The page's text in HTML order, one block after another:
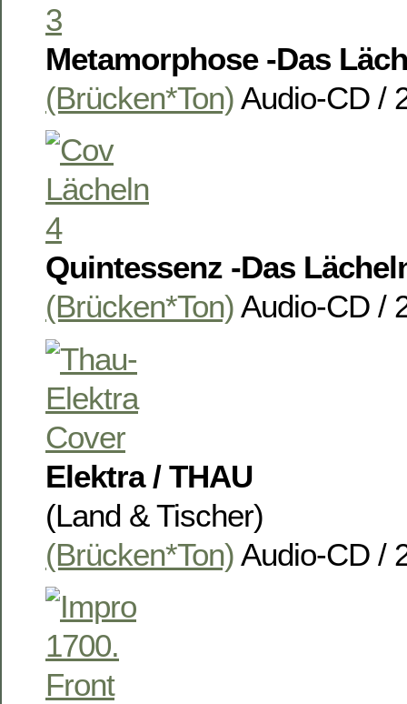
Metamorphose -Das
(Brücken*Ton) Audio-CD /
Quintessenz -Das
(Brücken*Ton) Audio-CD /
Elektra / THAU
(Land & Tischer)
(Brücken*Ton) Audio-CD /